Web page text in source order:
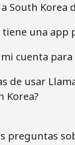
South Korea
tiene una app
cuenta
de usar
Korea?
preguntas